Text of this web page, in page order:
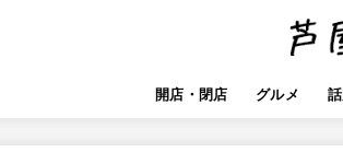
開店・閉店 グルメ